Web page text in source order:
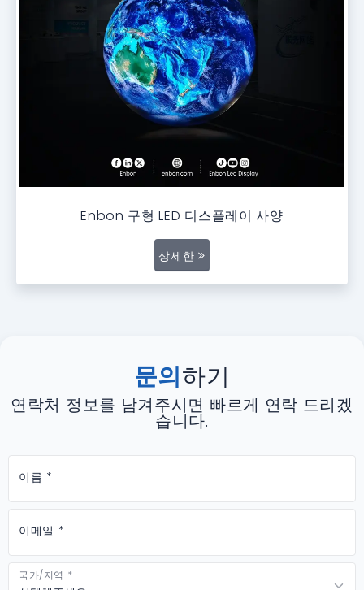
Enbon 구형 LED 디스플레이 사양
상세한
문의하기
연락처 정보를 남겨주시면 빠르게 연락 드리겠
습니다.
이름 *
이메일 *
국가/지역 *